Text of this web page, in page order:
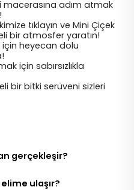
macerasına adım atmak
tıklayın ve Mini Çiçek
bir atmosfer yaratın!
için heyecan dolu
için sabırsızlıkla
bir bitki serüveni sizleri
gerçekleşir?
ulaşır?